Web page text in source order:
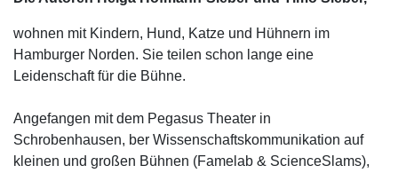
wohnen mit Kindern, Hund, Katze und Hühnern im
Hamburger Norden. Sie teilen schon lange eine
Leidenschaft für die Bühne.
Angefangen mit dem Pegasus Theater in
Schrobenhausen, ber Wissenschaftskommunikation auf
kleinen und großen Bühnen (Famelab & ScienceSlams),